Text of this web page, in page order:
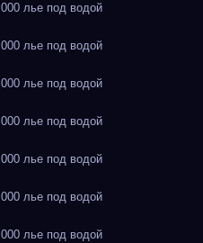
лье под водой
лье под водой
лье под водой
лье под водой
лье под водой
лье под водой
лье под водой